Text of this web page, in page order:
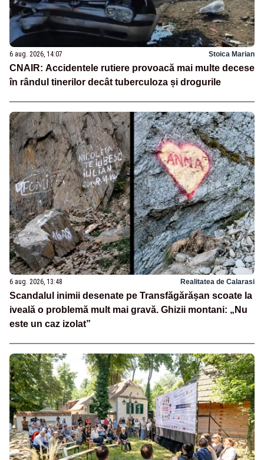
6 aug. 2026, 14:07 Stoica Marian
CNAIR: Accidentele rutiere provoacă mai multe decese
în rândul tinerilor decât tuberculoza și drogurile
6 aug. 2026, 13:48 Realitatea de Calarasi
Scandalul inimii desenate pe Transfăgărășan scoate la
iveală o problemă mult mai gravă. Ghizii montani: „Nu
este un caz izolat”